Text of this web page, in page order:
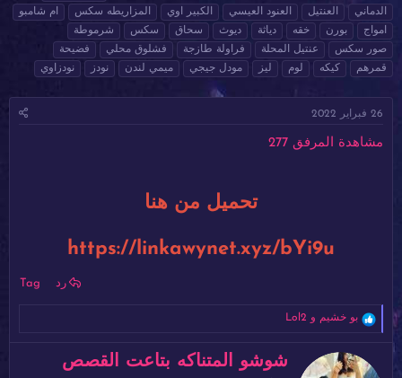
ا
د
ئ
ا
ل
ض
ا
ر
ي
خ
ا
ل
و
س
و
م
الدماني
العنتيل العنود العيسي الكبير اوي المزاريطه سكس
ام شامبو
امواج
بورن خقه دياثة ديوث سحاق سكس
شرموطة
صور سكس
عنتيل المحلة فراولة طازجة فشلوق محلي
فضيحة
قمرهم
كيكه لوم ليز مودل جيجي ميمي لندن نودز نودزاوي
26 فبراير 2022
مشاهدة المرفق 277
تحميل من هنا
https://linkawynet.xyz/bYi9u
رد Tag
ا
ف
ا
بو خشيم و Lol2
كشوشو المتناكه بتاعت القصص